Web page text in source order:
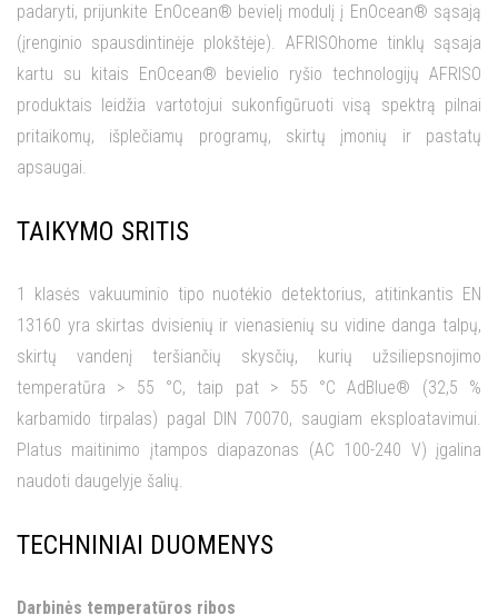
padaryti, prijunkite EnOcean® bevielį modulį į EnOcean® sąsają
(įrenginio spausdintinėje plokštėje). AFRISOhome tinklų sąsaja
kartu su kitais EnOcean® bevielio ryšio technologijų AFRISO
produktais leidžia vartotojui sukonfigūruoti visą spektrą pilnai
pritaikomų, išplečiamų programų, skirtų įmonių ir pastatų
apsaugai.
TAIKYMO SRITIS
1 klasės vakuuminio tipo nuotėkio detektorius, atitinkantis EN
13160 yra skirtas dvisienių ir vienasienių su vidine danga talpų,
skirtų vandenį teršiančių skysčių, kurių užsiliepsnojimo
temperatūra > 55 °C, taip pat > 55 °C AdBlue® (32,5 %
karbamido tirpalas) pagal DIN 70070, saugiam eksploatavimui.
Platus maitinimo įtampos diapazonas (AC 100-240 V) įgalina
naudoti daugelyje šalių.
TECHNINIAI DUOMENYS
Darbinės temperatūros ribos